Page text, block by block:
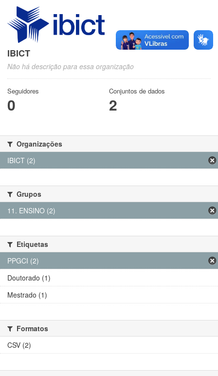
IBICT
Não há descrição para essa organização
Seguidores
0
Conjuntos de dados
2
Organizações
IBICT (2)
Grupos
11. ENSINO (2)
Etiquetas
PPGCI (2)
Doutorado (1)
Mestrado (1)
Formatos
CSV (2)